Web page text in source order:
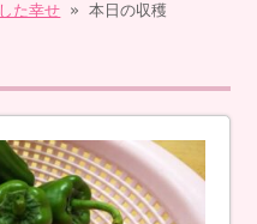
た幸せ » 本日の収穫